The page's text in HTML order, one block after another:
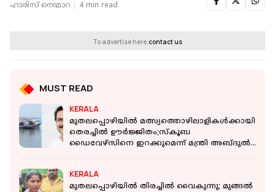
ഹാരിസ് നെന്മാറ 4 min read
To advertise here, contact us
MUST READ
KERALA
മുതലപ്പൊഴിയില്‍ മത്സ്യത്തൊഴിലാളികൾക്കായി
തെരച്ചിൽ ഊർജ്ജിതം;സ്‌കൂബ
ഡൈവേഴ്‌സിനെ ഇറക്കുമെന്ന് മന്ത്രി അബ്ദുൽ
KERALA
മുതലപ്പൊഴിയില്‍ തിരച്ചില്‍ വൈകുന്നു; മുങ്ങല്‍